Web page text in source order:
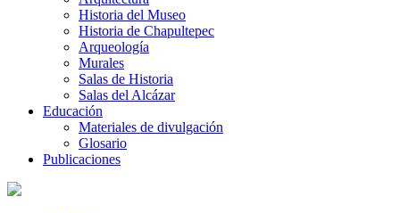
Historia del Museo
Historia de Chapultepec
Arqueología
Murales
Salas de Historia
Salas del Alcázar
Educación
Materiales de divulgación
Glosario
Publicaciones